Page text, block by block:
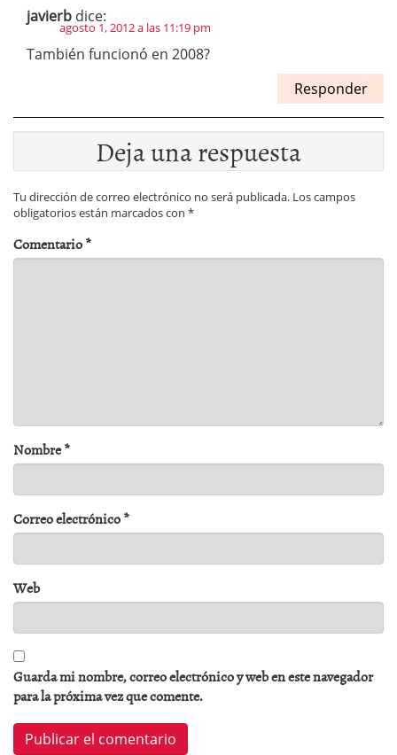
javierb dice:
agosto 1, 2012 a las 11:19 pm
También funcionó en 2008?
Responder
Deja una respuesta
Tu dirección de correo electrónico no será publicada. Los campos
obligatorios están marcados con *
Comentario*
Nombre*
Correo electrónico*
Web
Guarda mi nombre, correo electrónico y web en este navegador
para la próxima vez que comente.